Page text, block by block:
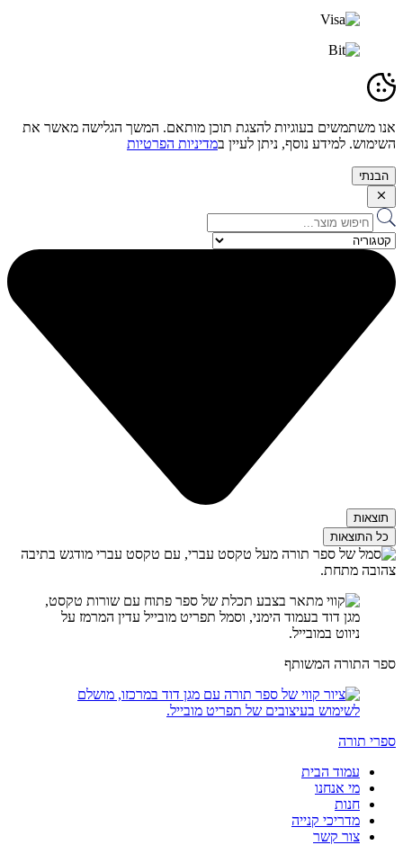
אנו משתמשים בעוגיות להצגת תוכן מותאם. המשך הגלישה מאשר את
השימוש. למידע נוסף, ניתן לעיין במדיניות הפרטיות
הבנתי
Search
...
תוצאות
כל התוצאות
ספר התורה המשותף
ספרי תורה
עמוד הבית
מי אנחנו
חנות
מדריכי קנייה
צור קשר